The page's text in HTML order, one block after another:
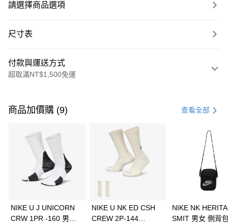
請選擇商品選項
尺寸表
付款與運送方式
超取滿NT$1,500免運
信用卡一次付款
3 期 0 利率 每期 21家銀行
合作金庫商業銀行
第一商業銀行
華南商業銀行
彰化商業銀行
上海商業儲蓄銀行
Apple Pay
全盈+PAY
商品加價購 (9) 查看全部
NIKE U J UNICORN
CRW 1PR -160 男女
NIKE U NK ED CSH
CREW 2P-144
NIKE NK
SMIT 男女 側背